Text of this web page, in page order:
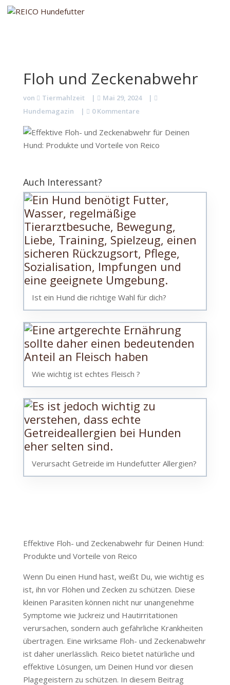
Floh und Zeckenabwehr
von Tiermahlzeit | Mai 29, 2024
|
Hundemagazin
| 0 Kommentare
Auch Interessant?
Ist ein Hund die richtige Wahl für dich?
Wie wichtig ist echtes Fleisch ?
Verursacht Getreide im Hundefutter Allergien?
Effektive Floh- und Zeckenabwehr für Deinen Hund:
Produkte und Vorteile von Reico
Wenn Du einen Hund hast, weißt Du, wie wichtig es
ist, ihn vor Flöhen und Zecken zu schützen. Diese
kleinen Parasiten können nicht nur unangenehme
Symptome wie Juckreiz und Hautirritationen
verursachen, sondern auch gefährliche Krankheiten
übertragen. Eine wirksame Floh- und Zeckenabwehr
ist daher unerlässlich. Reico bietet natürliche und
effektive Lösungen, um Deinen Hund vor diesen
Plagegeistern zu schützen. In diesem Beitrag